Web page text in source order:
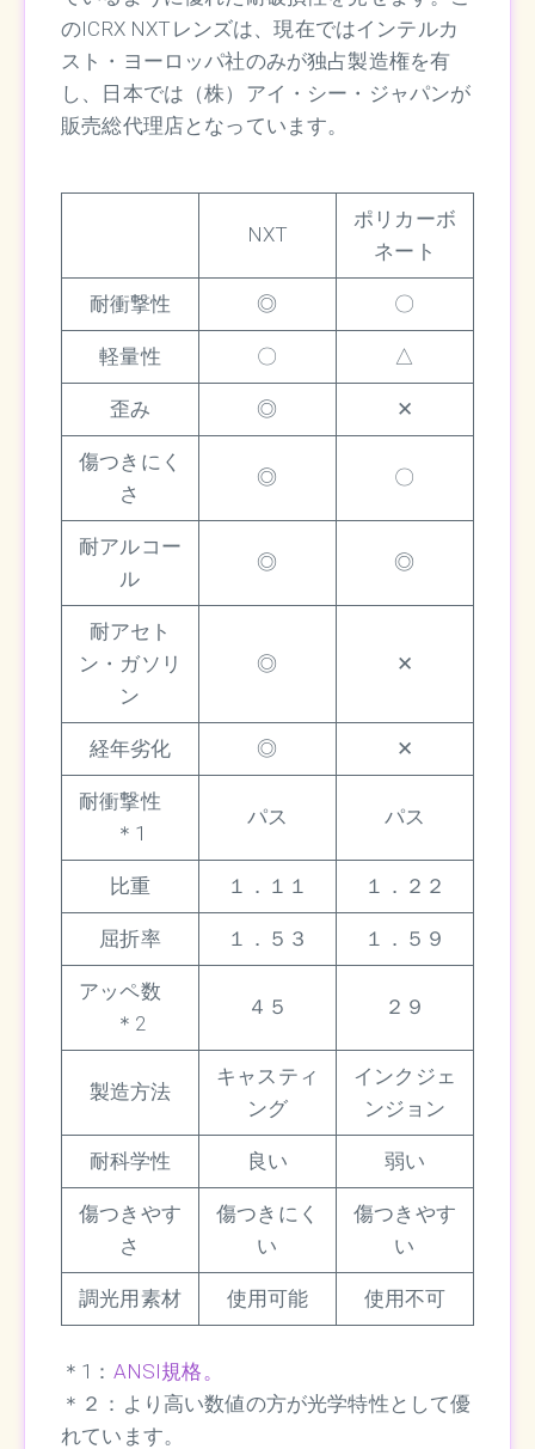
のICRX NXTレンズは、現在ではインテルカ
スト・ヨーロッパ社のみが独占製造権を有
し、日本では（株）アイ・シー・ジャパンが
販売総代理店となっています。
NXT
ポリカーボ
ネート
耐衝撃性 ◎ 〇
軽量性 〇 △
歪み ◎ ✕
傷つきにく
さ
◎ 〇
耐アルコー
ル
◎ ◎
耐アセト
ン・ガソリ
ン
◎ ✕
経年劣化 ◎ ✕
耐衝撃性
＊1
パス パス
比重 １．１１ １．２２
屈折率 １．５３ １．５９
アッペ数
＊2
４５ ２９
製造方法
キャスティ
ング
インクジェ
ンジョン
耐科学性 良い 弱い
傷つきやす
さ
傷つきにく
い
傷つきやす
い
調光用素材 使用可能 使用不可
＊1： ANSI規格。
＊２：より高い数値の方が光学特性として優
れています。